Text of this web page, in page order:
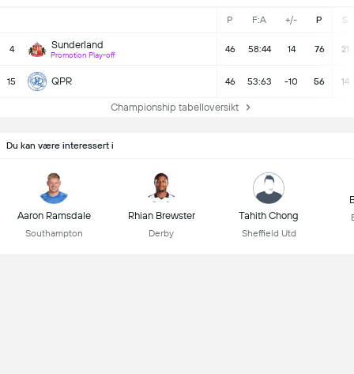
P F:A +/- P S
4 Sunderland
Promotion Play-off
46 58:44 14 76 21
15 QPR 46 53:63 -10 56 14
Championship tabelloversikt
Du kan være interessert i
Aaron Ramsdale
Southampton
Rhian Brewster
Derby
Tahith Chong
Sheffield Utd